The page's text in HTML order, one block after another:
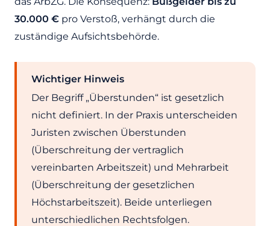
30.000 € pro Verstoß, verhängt durch die
zuständige Aufsichtsbehörde.
Wichtiger Hinweis
Der Begriff „Überstunden“ ist gesetzlich
nicht definiert. In der Praxis unterscheiden
Juristen zwischen Überstunden
(Überschreitung der vertraglich
vereinbarten Arbeitszeit) und Mehrarbeit
(Überschreitung der gesetzlichen
Höchstarbeitszeit). Beide unterliegen
unterschiedlichen Rechtsfolgen.